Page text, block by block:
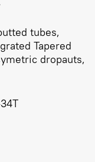
tubes,
Tapered
dropauts,